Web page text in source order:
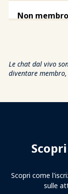
Le chat dal vivo
diventare
Scopri come
sulle